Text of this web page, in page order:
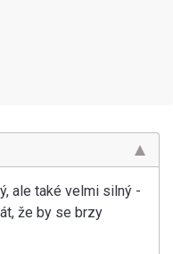
ale také velmi silný -
že by se brzy